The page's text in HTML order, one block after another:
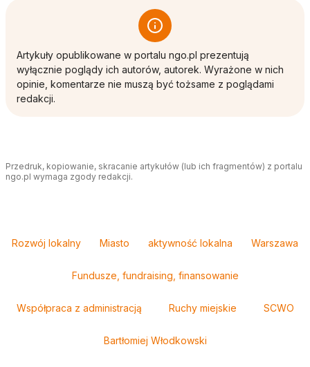
Artykuły opublikowane w portalu ngo.pl prezentują
wyłącznie poglądy ich autorów, autorek. Wyrażone w nich
opinie, komentarze nie muszą być tożsame z poglądami
redakcji.
Przedruk, kopiowanie, skracanie artykułów (lub ich fragmentów) z portalu
ngo.pl wymaga zgody redakcji.
Rozwój lokalny Miasto aktywność lokalna Warszawa
Fundusze, fundraising, finansowanie
Współpraca z administracją Ruchy miejskie SCWO
Bartłomiej Włodkowski